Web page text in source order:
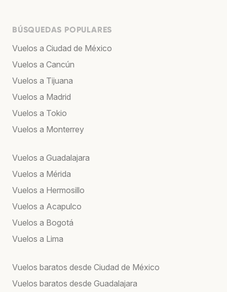
BÚSQUEDAS POPULARES
Vuelos a Ciudad de México
Vuelos a Cancún
Vuelos a Tijuana
Vuelos a Madrid
Vuelos a Tokio
Vuelos a Monterrey
Vuelos a Guadalajara
Vuelos a Mérida
Vuelos a Hermosillo
Vuelos a Acapulco
Vuelos a Bogotá
Vuelos a Lima
Vuelos baratos desde Ciudad de México
Vuelos baratos desde Guadalajara